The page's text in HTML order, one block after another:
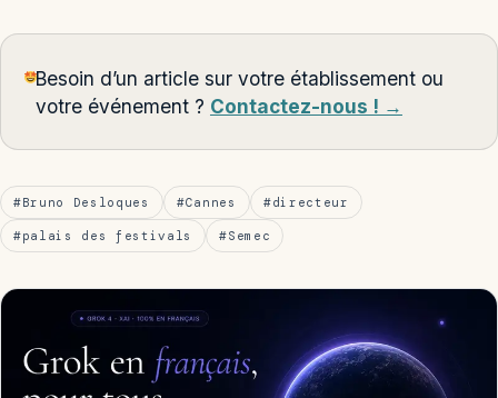
Besoin d’un article sur votre établissement ou
votre événement ? Contactez-nous ! →
#Bruno Desloques #Cannes #directeur
#palais des festivals #Semec